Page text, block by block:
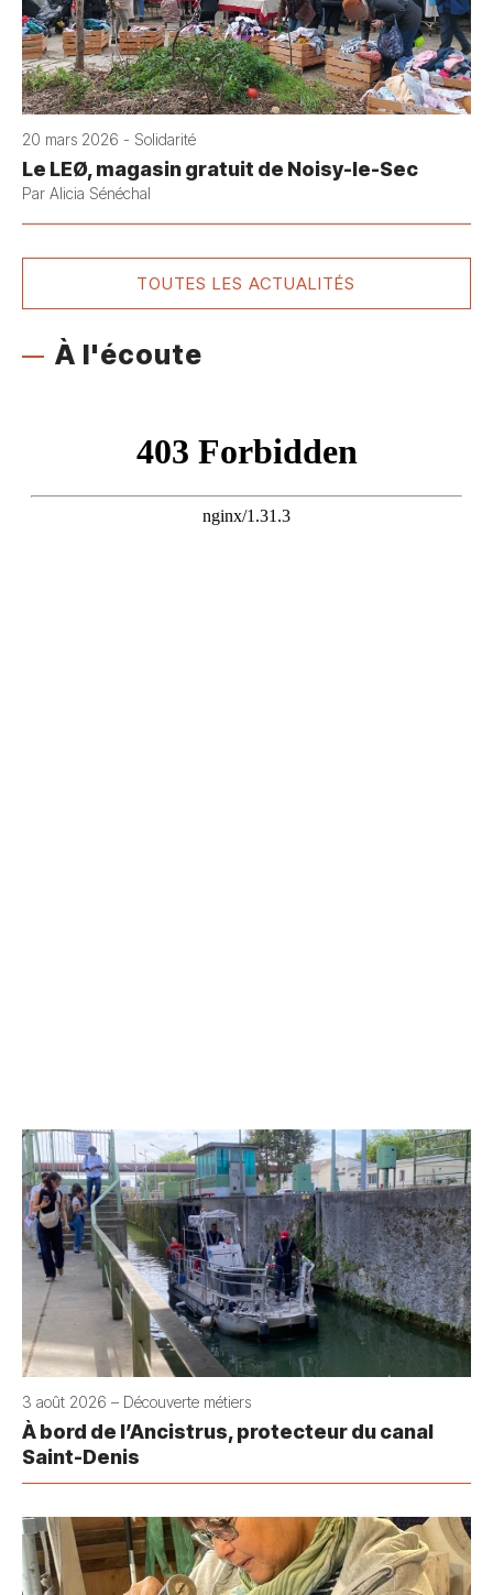
20 mars 2026 - Solidarité
Le LEØ, magasin gratuit de Noisy-le-Sec
Par Alicia Sénéchal
TOUTES LES ACTUALITÉS
À l'écoute
3 août 2026 – Découverte métiers
À bord de l’Ancistrus, protecteur du canal
Saint-Denis